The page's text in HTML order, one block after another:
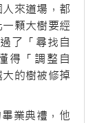
來道場，都
顆大樹要經
了「尋找自
得「調整自
的樹被修掉
業典禮，他